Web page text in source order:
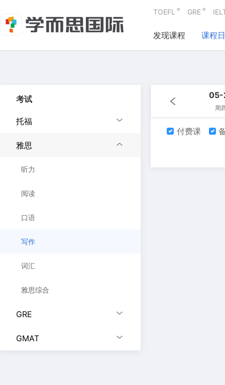
TOEFL ® GRE ®
发现课程 课程
考试
托福
雅思
听力
阅读
口语
写作
词汇
雅思综合
GRE
GMAT
05-
周
付费课